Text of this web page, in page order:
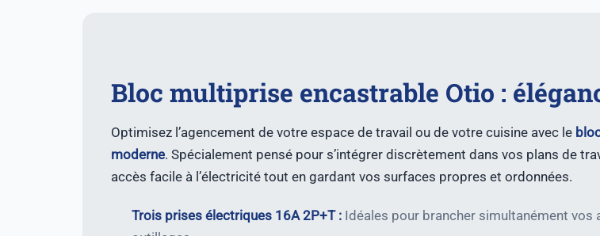
Bloc multiprise encastrable Otio :
Optimisez l’agencement de votre espace de travail ou de votre cuisine avec le
moderne. Spécialement pensé pour s’intégrer discrètement dans vos plans de
accès facile à l’électricité tout en gardant vos surfaces propres et ordonnées.
Trois prises électriques 16A 2P+T :Idéales pour brancher simultanément vos